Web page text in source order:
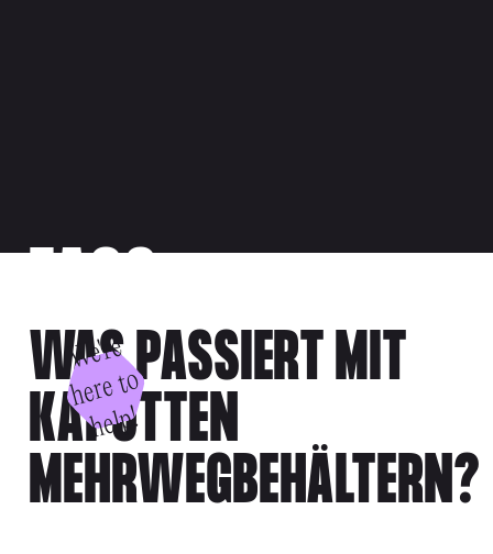
W
e'
r
e
h
e
r
e
t
o
h
el
p!
WAS PASSIERT MIT
KAPUTTEN
MEHRWEGBEHÄLTERN?